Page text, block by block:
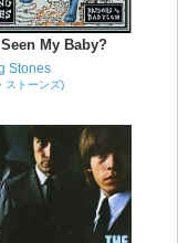
My Baby?
Stones
ストーンズ)